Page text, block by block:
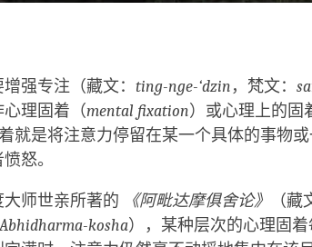
强专注（藏文： ting-nge-‘dzin，梵文：
理固着（mental fixation）或心理上的固
就是将注意力停留在某一个具体的事物
怒。
师世亲所著的 《阿毗达摩俱舍论》 （藏
Abhidharma-kosha），某种层次的心理固